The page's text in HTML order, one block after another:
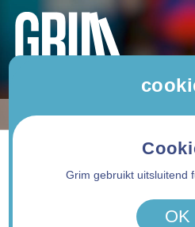
0
Grim gebruikt uitsluitend
OK